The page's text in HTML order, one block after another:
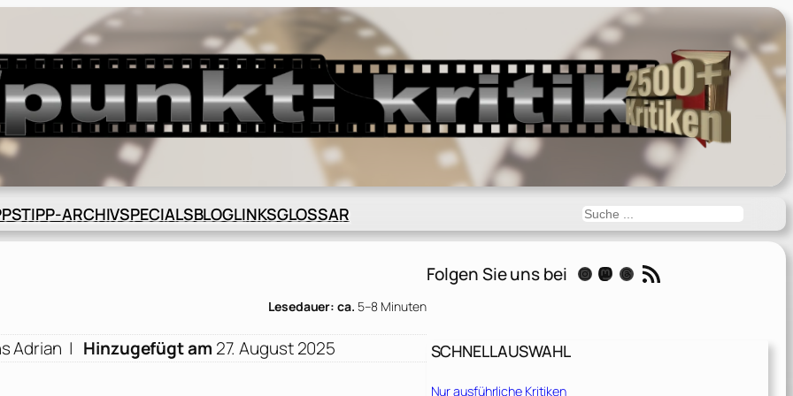
TIPP-ARCHIVSPECIALSBLOGLINKSGLOSSAR Suchen
Lesedauer: ca. 5–8 Minuten
Adrian | Hinzugefügt am 27. August 2025
Folgen Sie uns bei Instagram Mastodon Threads RSS-Feed
SCHNELLAUSWAHL
Nur ausführliche Kritiken